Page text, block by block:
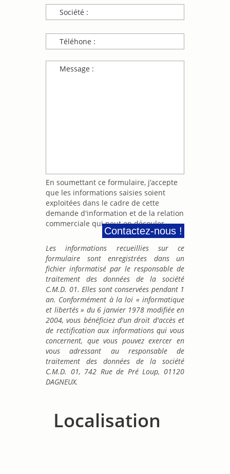
Société :
Téléhone :
Message :
En soumettant ce formulaire, j’accepte
que les informations saisies soient
exploitées dans le cadre de cette
demande d'information et de la relation
commerciale qui peut en découler.
Contactez-nous !
Les informations recueillies sur ce
formulaire sont enregistrées dans un
fichier informatisé par le responsable de
traitement des données de la société
C.M.D. 01. Elles sont conservées pendant 1
an. Conformément à la loi « informatique
et libertés » du 6 janvier 1978 modifiée en
2004, vous bénéficiez d'un droit d'accès et
de rectification aux informations qui vous
concernent, que vous pouvez exercer en
vous adressant au responsable de
traitement des données de la société
C.M.D. 01, 742 Rue de Pré Loup, 01120
DAGNEUX.
Localisation